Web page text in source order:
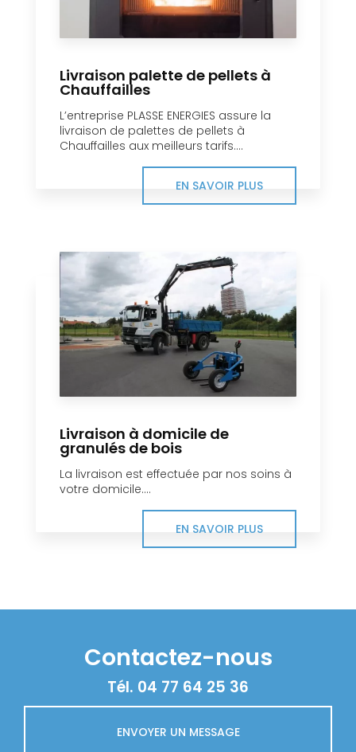
Livraison palette de pellets à
Chauffailles
L’entreprise PLASSE ENERGIES assure la
livraison de palettes de pellets à
Chauffailles aux meilleurs tarifs....
EN SAVOIR PLUS
Livraison à domicile de
granulés de bois
La livraison est effectuée par nos soins à
votre domicile....
EN SAVOIR PLUS
Contactez-nous
Tél. 04 77 64 25 36
ENVOYER UN MESSAGE